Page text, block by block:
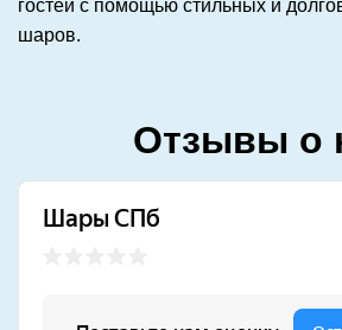
гостей с помощью стильных и
шаров.
Отзывы о